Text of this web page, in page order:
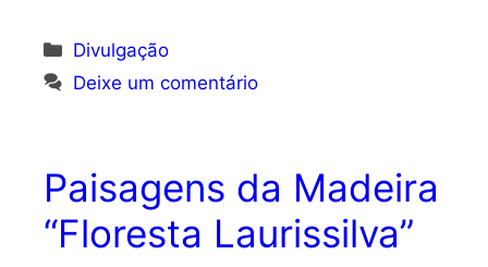
Categorias
Divulgação
Deixe um comentário
Paisagens da Madeira
“Floresta Laurissilva”